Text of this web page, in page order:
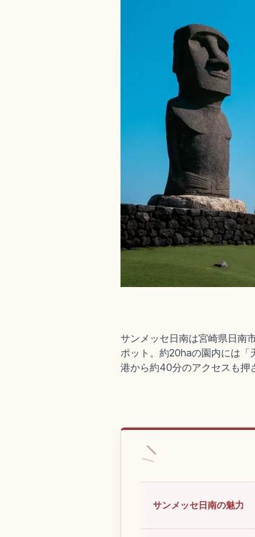
サンメッセ日南は宮崎県日南
ポット。約20haの園内には
港から約40分のアクセスも押
サンメッセ日南の魅力